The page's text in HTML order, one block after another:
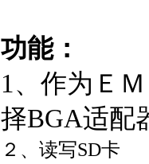
功能：
1、作为Ｅ
择BGA适配
２、读写SD卡